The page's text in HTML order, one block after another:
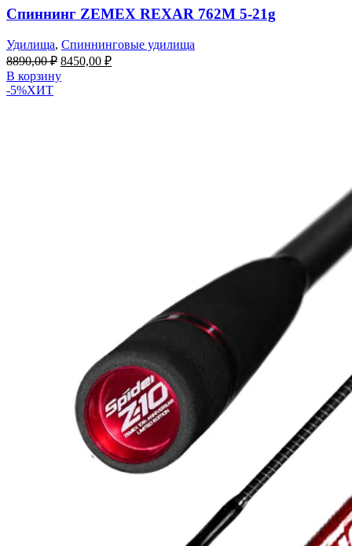
Спиннинг ZEMEX REXAR 762M 5-21g
Удилища, Спиннинговые удилища
8890,00₽ 8450,00 ₽
В корзину
-5%ХИТ